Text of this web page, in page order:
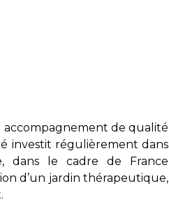
de qualité
investit régulièrement dans
dans le cadre de France
d’un jardin thérapeutique,